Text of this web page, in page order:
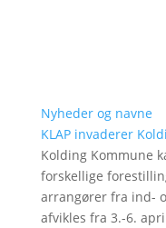
Nyheder og navne
KLAP invaderer
Kolding Kommune
forskellige
arrangører fra ind-
afvikles fra 3.-6.